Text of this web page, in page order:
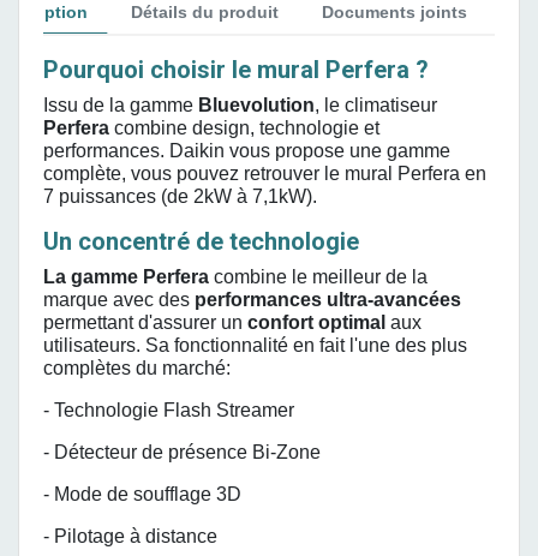
Détails du produit Documents joints
Pourquoi choisir le mural Perfera ?
Issu de la gamme Bluevolution, le climatiseur
Perfera combine design, technologie et
performances. Daikin vous propose une gamme
complète, vous pouvez retrouver le mural Perfera en
7 puissances (de 2kW à 7,1kW).
Un concentré de technologie
La gamme Perfera combine le meilleur de la
marque avec des performances ultra-avancées
permettant d'assurer un confort optimal aux
utilisateurs. Sa fonctionnalité en fait l'une des plus
complètes du marché:
- Technologie Flash Streamer
- Détecteur de présence Bi-Zone
- Mode de soufflage 3D
- Pilotage à distance